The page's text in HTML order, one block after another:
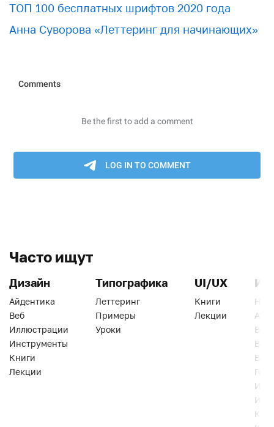
ТОП 100 бесплатных шрифтов 2020 года
Анна Суворова «Леттеринг для начинающих»
Часто ищут
Дизайн
Айдентика
Веб
Иллюстрации
Инструменты
Книги
Лекции
Типографика
Леттеринг
Примеры
Уроки
UI/UX
Книги
Лекции
Веб